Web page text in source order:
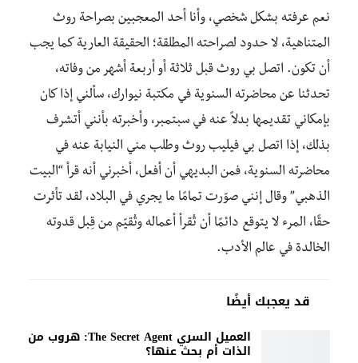
نعم عرفته بشكل شخصي، وأنا أحد المعجبين بصراحة روث
المتناهية، لا حدود لصراحته المطلقة؛ الحقيقة العارية كما يجب
أن تكون. اتصل بي روث قبل ثلاثة أو أربعة أشهر من وفاته،
تحدثنا عن محاضرته السنوية في مكتبة نيوارك، سألني إذا كان
بإمكاني تقديمها بدلاً عنه في سبتمبر، وأخبرته بأنني أتشرف
بذلك، إذا اتصل بي فيليب روث وطلب مني النيابة عنه في
محاضرته السنوية، فمن البديهي أن أفعل، أخبرني أنه قرأ “البيت
الذهبي” وقال إنني صوّرت تمامًا ما يجري في البلاد، لقد تأثرت
حقًا، المرء لا يتوقع دائمًا أن تُقرأ أعماله وتُقيّم من قِبل قدوته
الخالدة في عالم الأدب.
قد يعجبك أيضًا
العميل السري The Secret Agent: هروب من
الذات أم بحث عنها؟